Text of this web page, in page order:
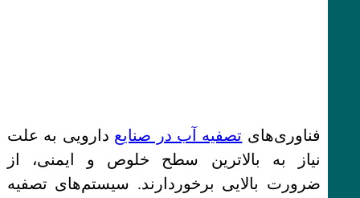
فناوری‌های تصفیه آب در صنایع دارویی به علت
نیاز به بالاترین سطح خلوص و ایمنی، از
ضرورت بالایی برخوردارند. سیستم‌های تصفیه